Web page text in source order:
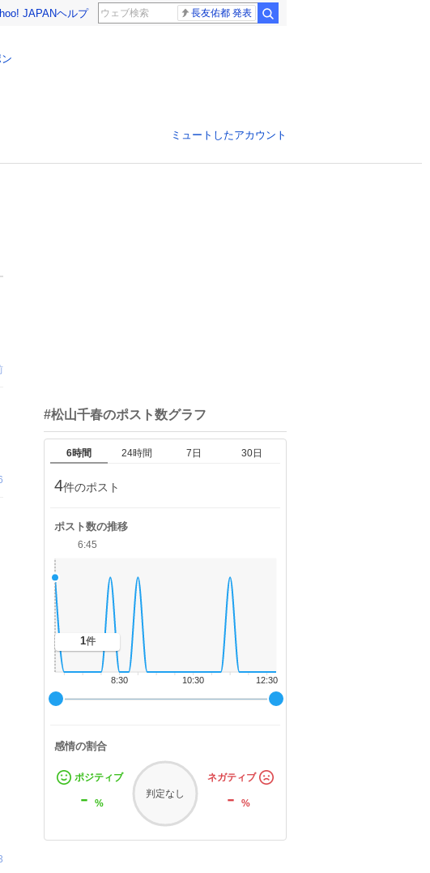
JAPANヘルプ 長友佑都 発表
ミュートしたアカウント
#松山千春のポスト数グラフ
6時間 24時間 7日 30日
4件のポスト
ポスト数の推移
12:30
10:30
8:30
6:45
1件
感情の割合
ポジティブ
- %
判定なし
ネガティブ
-%